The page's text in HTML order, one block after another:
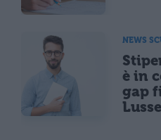
NEWS
è in
gap